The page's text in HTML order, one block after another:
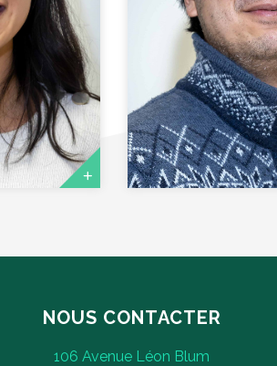
Trésorier général
NOUS CONTACTER
106 Avenue Léon Blum